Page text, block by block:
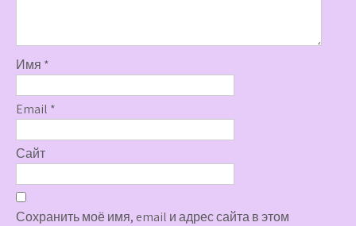
Имя *
Email *
Сайт
Сохранить моё имя, email и адрес сайта в этом